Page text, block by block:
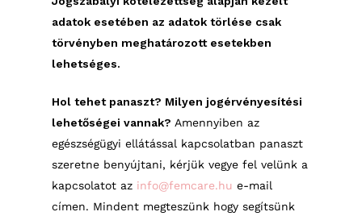
adatok esetében az adatok törlése csak
törvényben meghatározott esetekben
lehetséges.
Hol tehet panaszt? Milyen jogérvényesítési
lehetőségei vannak? Amennyiben az
egészségügyi ellátással kapcsolatban panaszt
szeretne benyújtani, kérjük vegye fel velünk a
kapcsolatot az info@femcare.hu e-mail
címen. Mindent megteszünk hogy segítsünk